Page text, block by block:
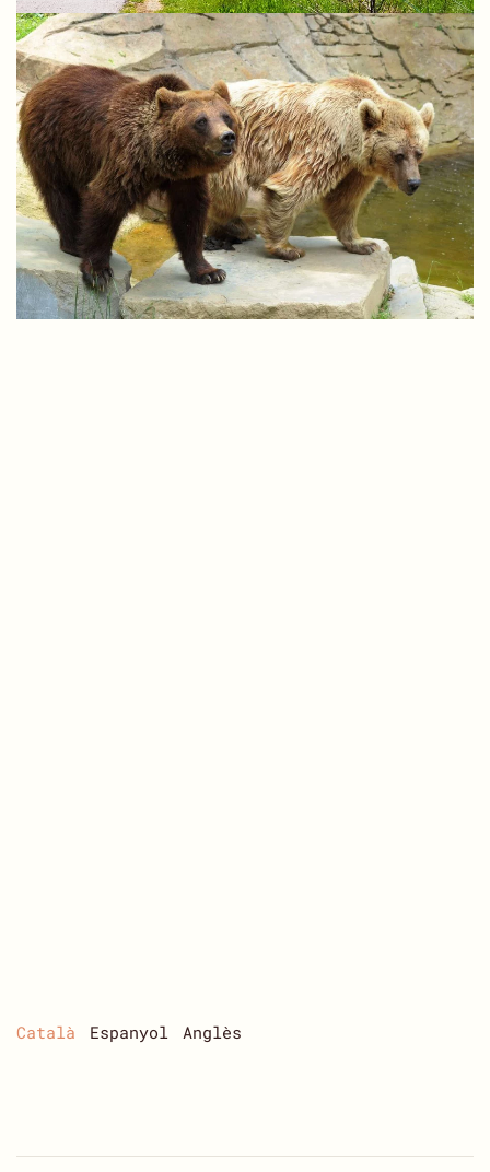
MOLLÒ PARC ANIMALS
Català Espanyol Anglès